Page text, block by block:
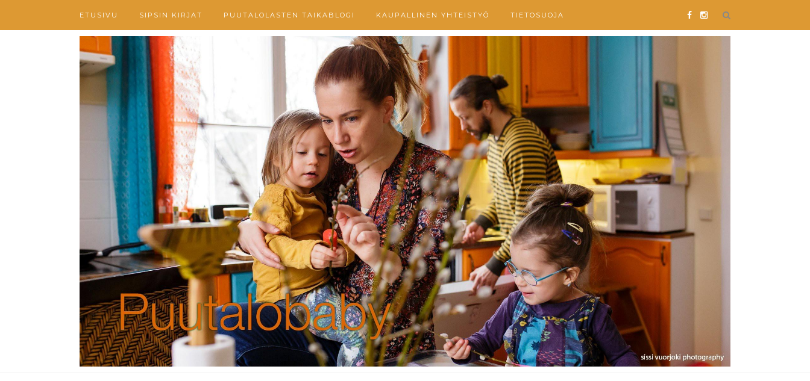
ETUSIVU SIPSIN KIRJAT PUUTALOLASTEN TAIKABLOGI KAUPALLINEN YHTEISTYÖ TIETOSUOJA